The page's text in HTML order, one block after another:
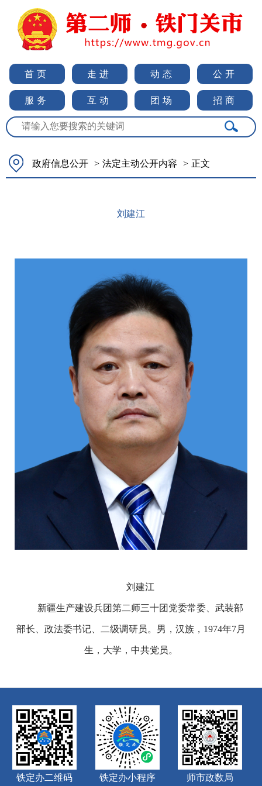
首页 走进 动态 公开
服务 互动 团场 招商
政府信息公开 > 法定主动公开内容 > 正文
刘建江
刘建江
新疆生产建设兵团第二师三十团党委常委、武装部
部长、政法委书记、二级调研员。男，汉族，1974年7月
生，大学，中共党员。
铁定办二维码 铁定办小程序 师市政数局